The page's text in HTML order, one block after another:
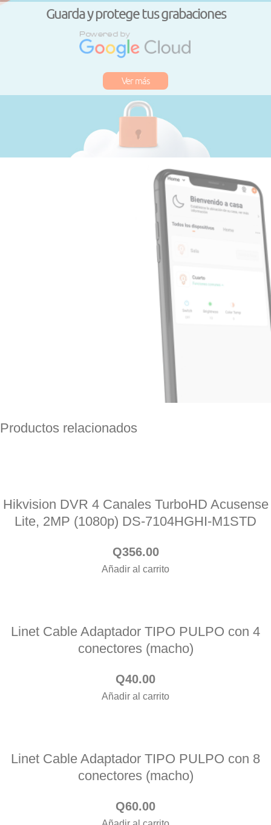
Productos relacionados
Hikvision DVR 4 Canales TurboHD Acusense
Lite, 2MP (1080p) DS-7104HGHI-M1STD
Q356.00
Añadir al carrito
Linet Cable Adaptador TIPO PULPO con 4
conectores (macho)
Q40.00
Añadir al carrito
Linet Cable Adaptador TIPO PULPO con 8
conectores (macho)
Q60.00